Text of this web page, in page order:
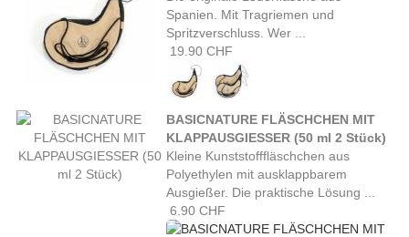
Spanien. Mit Tragriemen und
Spritzverschluss. Wer ...
19.90 CHF
BASICNATURE FLÄSCHCHEN MIT
KLAPPAUSGIESSER (50 ml 2 Stück)
Kleine Kunststofffläschchen aus
Polyethylen mit ausklappbarem
Ausgießer. Die praktische Lösung ...
6.90 CHF